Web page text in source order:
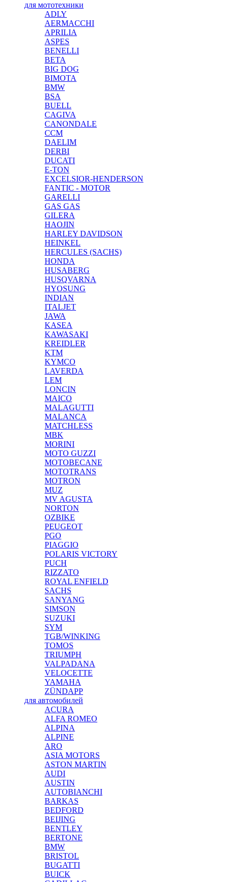
для мототехники
ADLY
AERMACCHI
APRILIA
ASPES
BENELLI
BETA
BIG DOG
BIMOTA
BMW
BSA
BUELL
CAGIVA
CANONDALE
CCM
DAELIM
DERBI
DUCATI
E-TON
EXCELSIOR-HENDERSON
FANTIC - MOTOR
GARELLI
GAS GAS
GILERA
HAOJIN
HARLEY DAVIDSON
HEINKEL
HERCULES (SACHS)
HONDA
HUSABERG
HUSQVARNA
HYOSUNG
INDIAN
ITALJET
JAWA
KASEA
KAWASAKI
KREIDLER
KTM
KYMCO
LAVERDA
LEM
LONCIN
MAICO
MALAGUTTI
MALANCA
MATCHLESS
MBK
MORINI
MOTO GUZZI
MOTOBECANE
MOTOTRANS
MOTRON
MUZ
MV AGUSTA
NORTON
OZBIKE
PEUGEOT
PGO
PIAGGIO
POLARIS VICTORY
PUCH
RIZZATO
ROYAL ENFIELD
SACHS
SANYANG
SIMSON
SUZUKI
SYM
TGB/WINKING
TOMOS
TRIUMPH
VALPADANA
VELOCETTE
YAMAHA
ZÜNDAPP
для автомобилей
ACURA
ALFA ROMEO
ALPINA
ALPINE
ARO
ASIA MOTORS
ASTON MARTIN
AUDI
AUSTIN
AUTOBIANCHI
BARKAS
BEDFORD
BEIJING
BENTLEY
BERTONE
BMW
BRISTOL
BUGATTI
BUICK